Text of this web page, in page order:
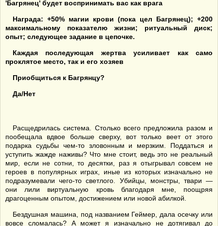
'Багрянец' будет воспринимать вас как врага
Награда: +50% магии крови (пока цел Багрянец); +200
максимальному показателю жизни; ритуальный диск;
опыт; следующее задание в цепочке.
Каждая последующая жертва усиливает как само
проклятое место, так и его хозяев
Приобщиться к Багрянцу?
Да/Нет
Расщедрилась система. Столько всего предложила разом и
пообещала вдвое больше сверху, вот только веет от этого
подарка судьбы чем-то зловонным и мерзким. Поддаться и
уступить жажде наживы? Что мне стоит, ведь это не реальный
мир, если не сотни, то десятки, раз я отыгрывал совсем не
героев в популярных играх, иные из которых изначально не
подразумевали чего-то светлого. Убийцы, монстры, твари —
они лили виртуальную кровь благодаря мне, поощряя
драгоценным опытом, достижением или новой абилкой.
Бездушная машина, под названием Геймер, дала осечку или
вовсе сломалась? А может я изначально не дотягивал до